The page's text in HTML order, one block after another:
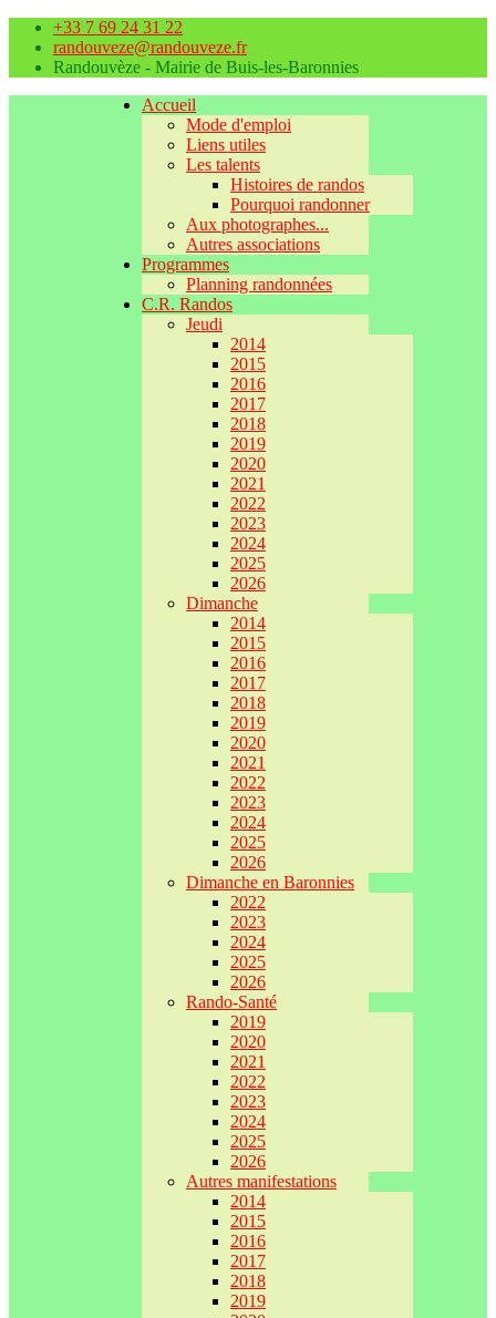
+33 7 69 24 31 22
randouveze@randouveze.fr
Randouvèze - Mairie de Buis-les-Baronnies
Accueil
Mode d'emploi
Liens utiles
Les talents
Histoires de randos
Pourquoi randonner
Aux photographes...
Autres associations
Programmes
Planning randonnées
C.R. Randos
Jeudi
2014
2015
2016
2017
2018
2019
2020
2021
2022
2023
2024
2025
2026
Dimanche
2014
2015
2016
2017
2018
2019
2020
2021
2022
2023
2024
2025
2026
Dimanche en Baronnies
2022
2023
2024
2025
2026
Rando-Santé
2019
2020
2021
2022
2023
2024
2025
2026
Autres manifestations
2014
2015
2016
2017
2018
2019